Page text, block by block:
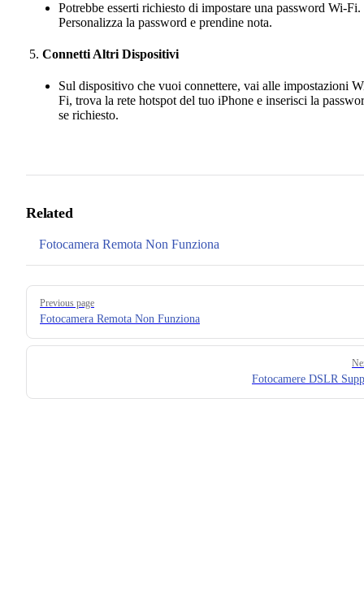
Potrebbe esserti richiesto di impostare una password Wi-Fi.
Personalizza la password e prendine nota.
Connetti Altri Dispositivi
Sul dispositivo che vuoi connettere, vai alle impostazioni
Fi, trova la rete hotspot del tuo iPhone e inserisci la
se richiesto.
Related
Fotocamera Remota Non Funziona
Pager
Previous page
Fotocamera Remota Non Funziona
Fotocamere DSLR